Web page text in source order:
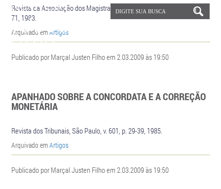
Revista da Associação dos Magistrados do Paraná, Curitiba, v. 31, p. 53-
71, 1983.
Arquivado emArtigos
Publicado por Marçal Justen Filho em 2.03.2009 às 19:50
APANHADO SOBRE A CONCORDATA E A CORREÇÃO
MONETÁRIA
Revista dos Tribunais, São Paulo, v. 601, p. 29-39, 1985.
Arquivado emArtigos
Publicado por Marçal Justen Filho em 2.03.2009 às 19:50